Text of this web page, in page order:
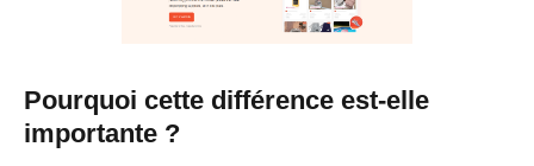
Pourquoi cette différence est-elle
importante ?